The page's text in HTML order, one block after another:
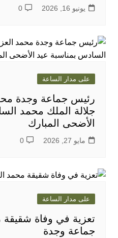
يونيو 16, 2026 0
على مدار الساعة
رئيس جماعة وجدة
جلالة الملك محمد
الأضحى المبارك
مايو 27, 2026 0
على مدار الساعة
تعزية في وفاة
جماعة وجدة